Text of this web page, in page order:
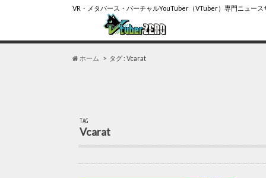
VR・メタバース・バーチャルYouTuber（VTuber）専門ニュース
ホーム タグ : Vcarat
TAG
Vcarat